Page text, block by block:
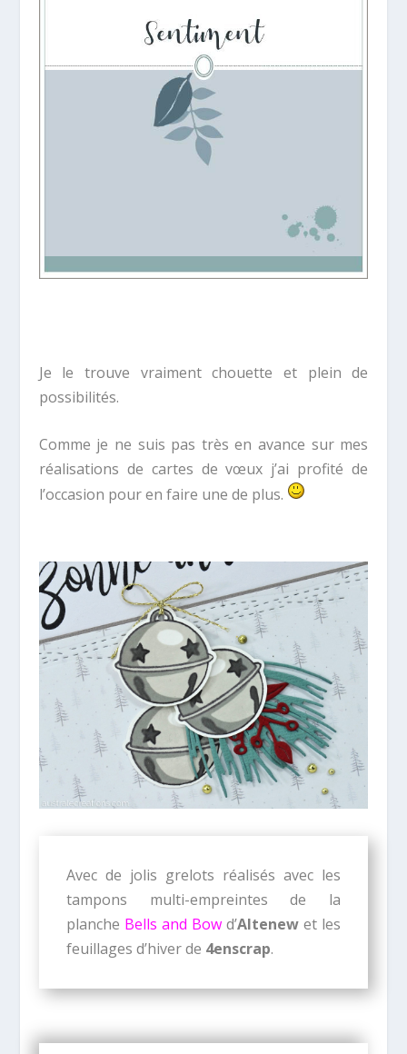
Je le trouve vraiment chouette et plein de
possibilités.
Comme je ne suis pas très en avance sur mes
réalisations de cartes de vœux j’ai profité de
l’occasion pour en faire une de plus.
Avec de jolis grelots réalisés avec les
tampons multi-empreintes de la
planche Bells and Bow d’Altenew et les
feuillages d’hiver de 4enscrap.